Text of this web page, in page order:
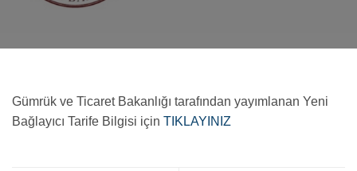
Gümrük ve Ticaret Bakanlığı tarafından yayımlanan Yeni
Bağlayıcı Tarife Bilgisi için TIKLAYINIZ